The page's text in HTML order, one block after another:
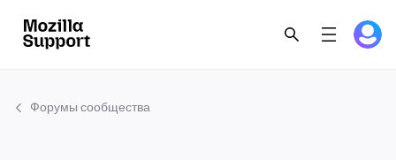
Форумы сообщества